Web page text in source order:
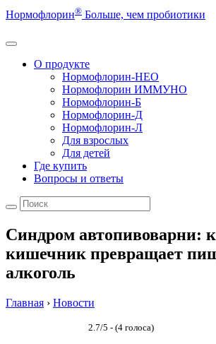
Нормофлорин® Больше, чем пробиотики
О продукте
Нормофлорин-НЕО
Нормофлорин ИММУНО
Нормофлорин-Б
Нормофлорин-Д
Нормофлорин-Л
Для взрослых
Для детей
Где купить
Вопросы и ответы
Синдром автопивоварни:
кишечник превращает
алкоголь
Главная › Новости
2.7/5 - (4 голоса)